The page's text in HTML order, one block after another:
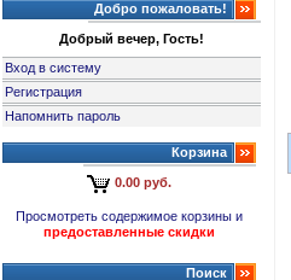
Добро пожаловать!
Добрый вечер, Гость!
Вход в систему
Регистрация
Напомнить пароль
Корзина
0.00 руб.
Просмотреть содержимое корзины и
предоставленные скидки
Поиск